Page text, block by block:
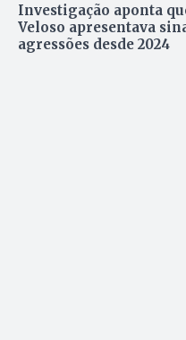
Investigação aponta
Veloso apresentava
agressões desde 2024